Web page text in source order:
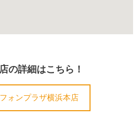
の詳細はこちら！
ォンプラザ横浜本店